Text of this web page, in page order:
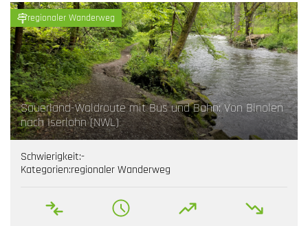
regionaler Wanderweg
Sauerland-Waldroute mit Bus und Bahn: Von Binolen
nach Iserlohn (NWL)
Schwierigkeit:-
Kategorien:regionaler Wanderweg